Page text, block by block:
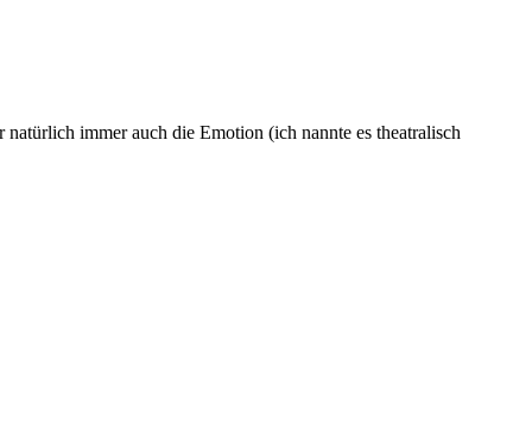
immer auch die Emotion (ich nannte es theatralisch